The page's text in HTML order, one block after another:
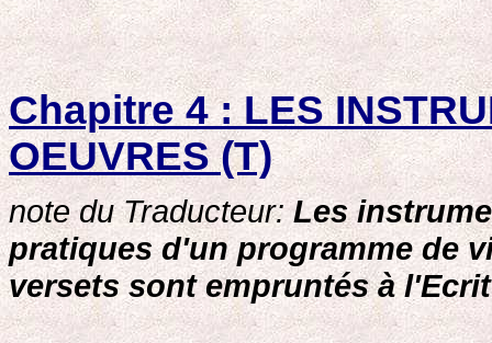
Chapitre 4 : LES
OEUVRES (T)
note du Traducteur:Les
pratiques d'un programme de
versets sont empruntés à